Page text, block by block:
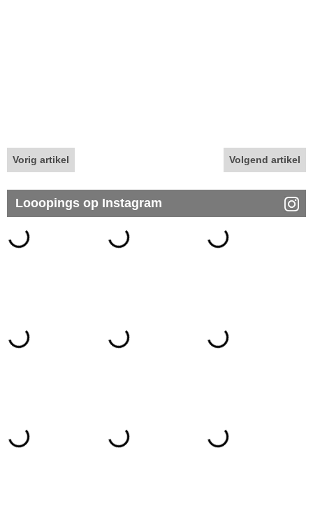
Vorig artikel Volgend artikel
Looopings op Instagram